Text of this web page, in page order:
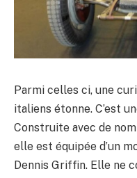
Parmi celles ci, une
italiens étonne. C’est
Construite avec de
elle est équipée d’un
Dennis Griffin. Elle ne